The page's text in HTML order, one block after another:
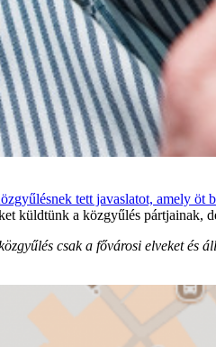
tett javaslatot, amely öt
küldtünk a közgyűlés pártjainak,
csak a fővárosi elveket és